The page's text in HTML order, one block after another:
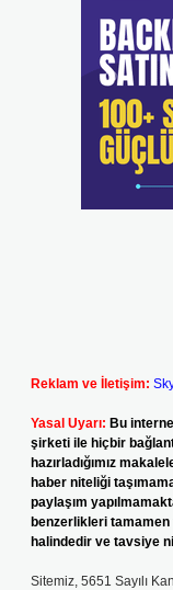
Reklam ve İletişim:
Yasal Uyarı: Bu
şirketi ile hiçbir
hazırladığımız
haber niteliği
paylaşım
benzerlikleri
halindedir ve tavsiye
Sitemiz, 5651 Sayılı